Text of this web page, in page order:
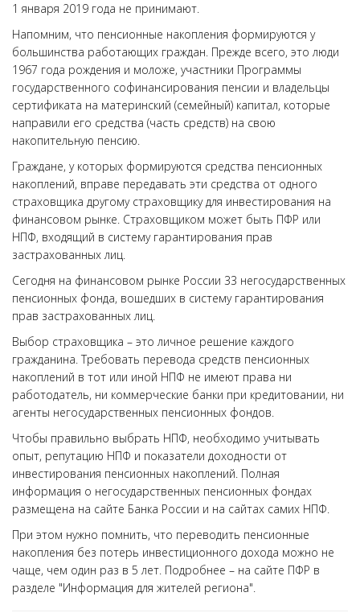
1 января 2019 года не принимают.
Напомним, что пенсионные накопления формируются у
большинства работающих граждан. Прежде всего, это люди
1967 года рождения и моложе, участники Программы
государственного софинансирования пенсии и владельцы
сертификата на материнский (семейный) капитал, которые
направили его средства (часть средств) на свою
накопительную пенсию.
Граждане, у которых формируются средства пенсионных
накоплений, вправе передавать эти средства от одного
страховщика другому страховщику для инвестирования на
финансовом рынке. Страховщиком может быть ПФР или
НПФ, входящий в систему гарантирования прав
застрахованных лиц.
Сегодня на финансовом рынке России 33 негосударственных
пенсионных фонда, вошедших в систему гарантирования
прав застрахованных лиц.
Выбор страховщика – это личное решение каждого
гражданина. Требовать перевода средств пенсионных
накоплений в тот или иной НПФ не имеют права ни
работодатель, ни коммерческие банки при кредитовании, ни
агенты негосударственных пенсионных фондов.
Чтобы правильно выбрать НПФ, необходимо учитывать
опыт, репутацию НПФ и показатели доходности от
инвестирования пенсионных накоплений. Полная
информация о негосударственных пенсионных фондах
размещена на сайте Банка России и на сайтах самих НПФ.
При этом нужно помнить, что переводить пенсионные
накопления без потерь инвестиционного дохода можно не
чаще, чем один раз в 5 лет. Подробнее – на сайте ПФР в
разделе "Информация для жителей региона".